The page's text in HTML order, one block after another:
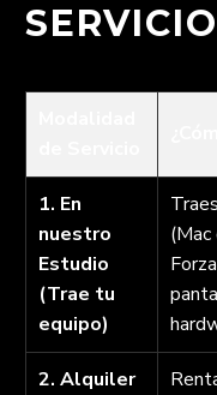
1. En
nuestro
Estudio
(Trae tu
equipo)
(Mac
2. Alquiler